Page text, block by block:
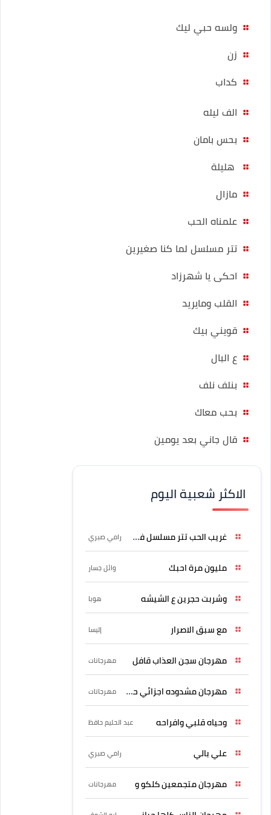
ولسه حبي ليك
زن
كداب
الف ليله
بحس بامان
هليلة
مازال
علمناه الحب
تتر مسلسل لما كنا صغيرين
احكى يا شهرزاد
القلب ومايريد
قويني بيك
ع البال
بنلف نلف
بحب معاك
قال جاني بعد يومين
الاكثر شعبية اليوم
غريب الحب تتر مسلسل فرصة رامي صبري
مليون مرة احبك وائل جسار
وشربت حجرين ع الشيشه هوبا
مع سبق الاصرار إليسا
مهرجان سجن العذاب قافل مهرجانات
مهرجان مشدوده اجزائي حربونى مهرجانات
وحياه قلبي وافراحه عبد الحليم حافظ
علي بالي رامي صبري
مهرجان متجمعين كلكو و مهرجانات